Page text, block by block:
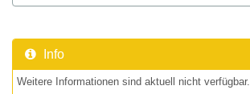
Info
Weitere Informationen sind aktuell nicht verfügbar.